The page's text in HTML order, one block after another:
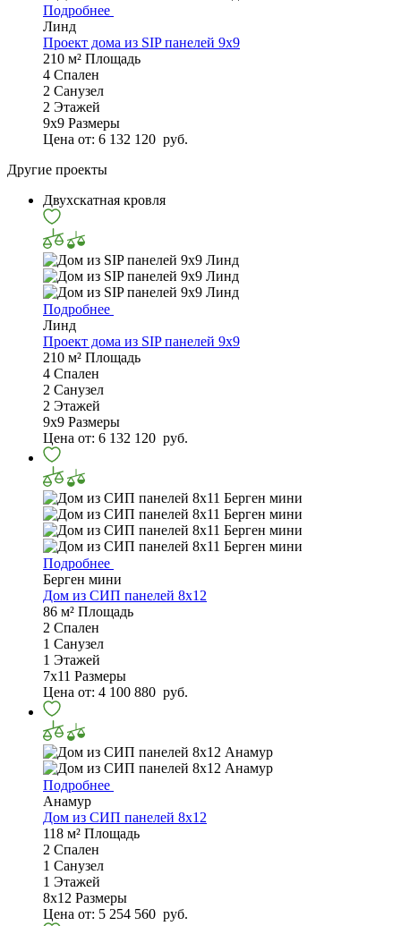
Подробнее
Линд
Проект дома из SIP панелей 9х9
210 м² Площадь
4 Спален
2 Санузел
2 Этажей
9х9 Размеры
Цена от: 6 132 120 руб.
Другие проекты
Двухскатная кровля
Подробнее
Линд
Проект дома из SIP панелей 9х9
210 м² Площадь
4 Спален
2 Санузел
2 Этажей
9х9 Размеры
Цена от: 6 132 120 руб.
Подробнее
Берген мини
Дом из СИП панелей 8х12
86 м² Площадь
2 Спален
1 Санузел
1 Этажей
7х11 Размеры
Цена от: 4 100 880 руб.
Подробнее
Анамур
Дом из СИП панелей 8х12
118 м² Площадь
2 Спален
1 Санузел
1 Этажей
8х12 Размеры
Цена от: 5 254 560 руб.